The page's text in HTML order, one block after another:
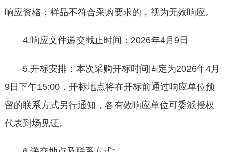
响应资格；样品不符合采购要求的，视为无效响应。
4.响应文件递交截止时间：2026年4月9日
5.开标安排：本次采购开标时间固定为2026年4月
9日下午15:00，开标地点将在开标前通过响应单位预
留的联系方式另行通知，各有效响应单位可委派授权
代表到场见证。